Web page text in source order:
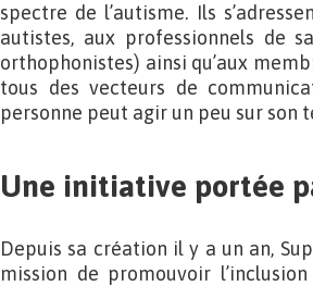
spectre de l’autisme. Ils
autistes, aux professionnels de
orthophonistes) ainsi qu’aux
tous des vecteurs de
personne peut agir un peu sur son
Une initiative portée
Depuis sa création il y a un an,
mission de promouvoir